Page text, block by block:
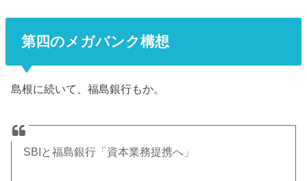
第四のメガバンク構想
島根に続いて、福島銀行もか。
SBIと福島銀行「資本業務提携へ」